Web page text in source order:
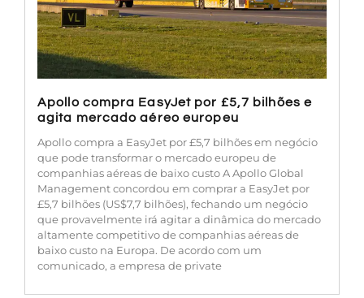
Apollo compra EasyJet por £5,7 bilhões e
agita mercado aéreo europeu
Apollo compra a EasyJet por £5,7 bilhões em negócio
que pode transformar o mercado europeu de
companhias aéreas de baixo custo A Apollo Global
Management concordou em comprar a EasyJet por
£5,7 bilhões (US$7,7 bilhões), fechando um negócio
que provavelmente irá agitar a dinâmica do mercado
altamente competitivo de companhias aéreas de
baixo custo na Europa. De acordo com um
comunicado, a empresa de private